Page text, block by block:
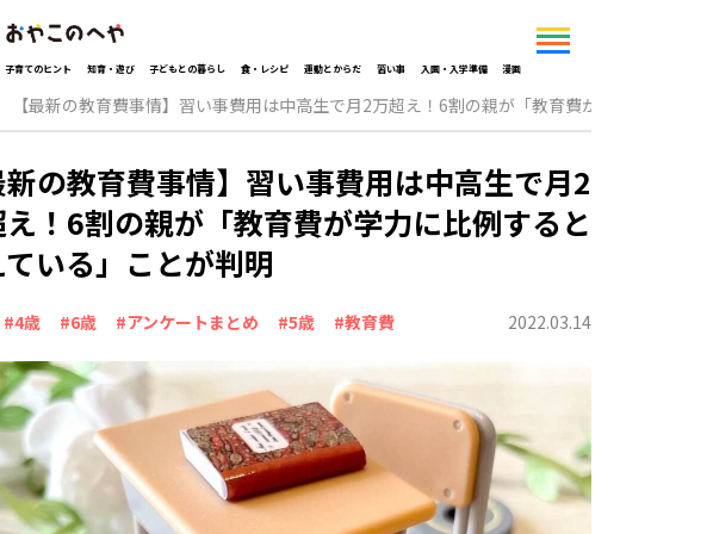
子育てのヒント 知育・遊び 子どもとの暮らし 食・レシピ 運動とからだ 習い事 入園・入学準備 漫画
【最新の教育費事情】習い事費用は中高生で月2万超え！6割の親が「教育費が学力に比例す
新の教育費事情】習い事費用は中高生で月2
！6割の親が「教育費が学力に比例すると
いる」ことが判明
#4歳 #6歳 #アンケートまとめ #5歳 #教育費 2022.03.14